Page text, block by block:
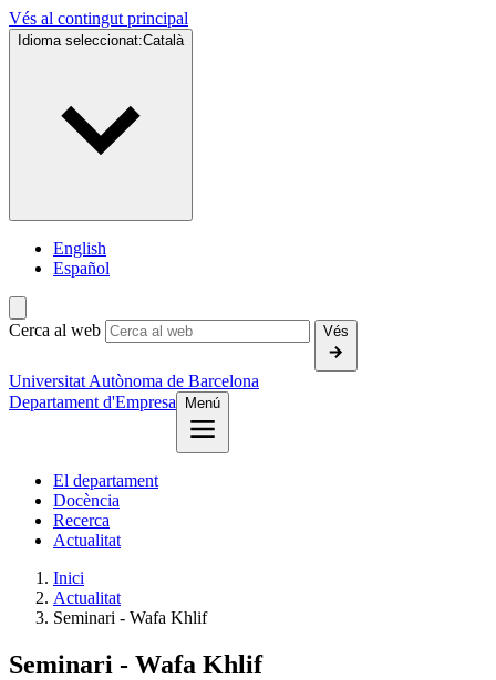
Vés al contingut principal
Idioma seleccionat:Català
English
Español
Cerca al web Vés
Universitat Autònoma de Barcelona
Departament d'Empresa
Menú
El departament
Docència
Recerca
Actualitat
Inici
Actualitat
Seminari - Wafa Khlif
Seminari - Wafa Khlif